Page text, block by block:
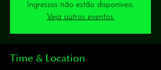
Ingressos não estão disponíveis.
Veja outros eventos.
Time & Location